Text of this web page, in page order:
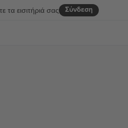
Σύνδεση
τα εισιτήριά σας